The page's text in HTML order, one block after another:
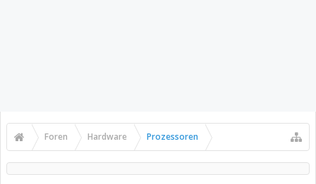
Foren Hardware Prozessoren